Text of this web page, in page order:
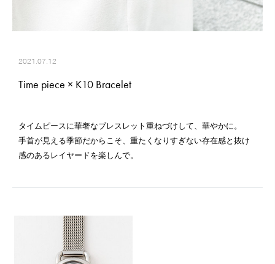
2021.07.12
Time piece × K10 Bracelet
タイムピースに華奢なブレスレット重ねづけして、華やかに。
手首が見える季節だからこそ、重たくなりすぎない存在感と抜け
感のあるレイヤードを楽しんで。